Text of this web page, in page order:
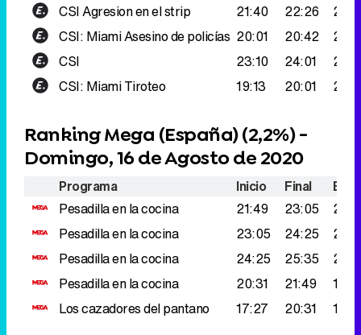
CSIAgresion en el strip 21:40 22:26
CSI: MiamiAsesino de policías 20:01 20:42
CSI
23:10 24:01
CSI: MiamiTiroteo 19:13 20:01
Ranking Mega (España) (2,2%) -
Domingo, 16 de Agosto de 2020
Programa Inicio Final
Pesadilla en la cocina
21:49 23:05
Pesadilla en la cocina
23:05 24:25
Pesadilla en la cocina
24:25 25:35
Pesadilla en la cocina
20:31 21:49
Los cazadores del pantano
17:27 20:31